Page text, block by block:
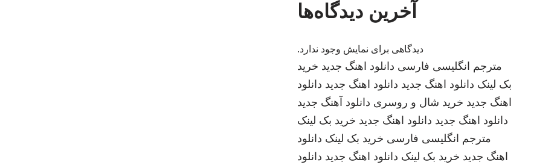
آخرین دیدگاه‌ها
دیدگاهی برای نمایش وجود ندارد.
مترجم انگلیسی فارسی دانلود اهنگ جدید خرید
بک لینک دانلود اهنگ جدید دانلود اهنگ جدید دانلود
اهنگ جدید خرید شال و روسری دانلود آهنگ جدید
دانلود اهنگ جدید دانلود اهنگ جدید خرید بک لینک
مترجم انگلیسی فارسی خرید بک لینک دانلود
اهنگ جدید خرید بک لینک دانلود اهنگ جدید دانلود